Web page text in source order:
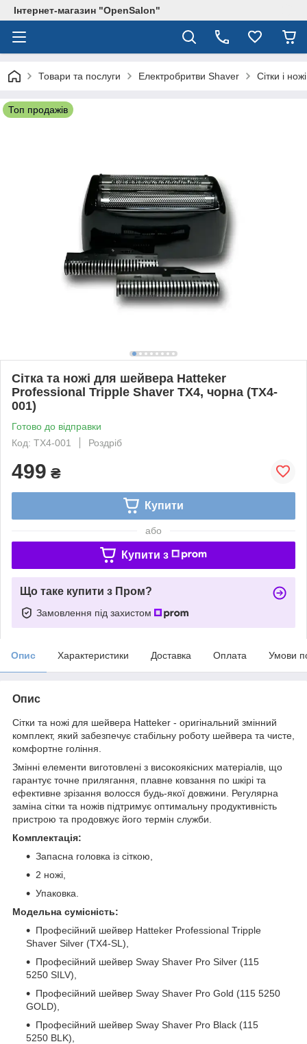
Інтернет-магазин "OpenSalon"
Товари та послуги Електробритви Shaver Сітки і
Топ продажів
Сітка та ножі для шейвера Hatteker
Professional Tripple Shaver TX4, чорна (TX4-
001)
Готово до відправки
Код: TX4-001
Роздріб
499 ₴
Купити
або
Купити з
Що таке купити з Пром?
Замовлення під захистом
Опис Характеристики Доставка Оплата Умови
Опис
Сітки та ножі для шейвера Hatteker - оригінальний змінний
комплект, який забезпечує стабільну роботу шейвера та чисте,
комфортне гоління.
Змінні елементи виготовлені з високоякісних матеріалів, що
гарантує точне прилягання, плавне ковзання по шкірі та
ефективне зрізання волосся будь-якої довжини. Регулярна
заміна сітки та ножів підтримує оптимальну продуктивність
пристрою та продовжує його термін служби.
Комплектація:
Запасна головка із сіткою,
2 ножі,
Упаковка.
Модельна сумісність:
Професійний шейвер Hatteker Professional Tripple
Shaver Silver (TX4-SL),
Професійний шейвер Sway Shaver Pro Silver (115
5250 SILV),
Професійний шейвер Sway Shaver Pro Gold (115 5250
GOLD),
Професійний шейвер Sway Shaver Pro Black (115
5250 BLK),